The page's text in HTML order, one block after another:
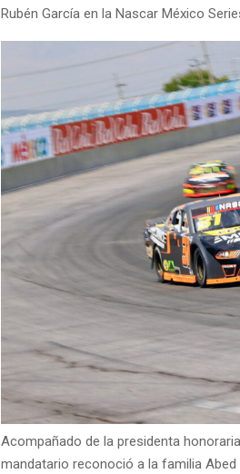
Rubén García en la Nascar México
Acompañado de la presidenta
mandatario reconoció a la familia